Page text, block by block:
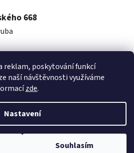
reklam, poskytování funkcí
naší návštěvnosti využíváme
zde.
Nastavení
Souhlasím
668
Vytvořil Shoptet
. Všechna práva vyhrazena.